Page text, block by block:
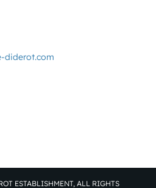
diderot.com
ESTABLISHMENT, ALL RIGHTS